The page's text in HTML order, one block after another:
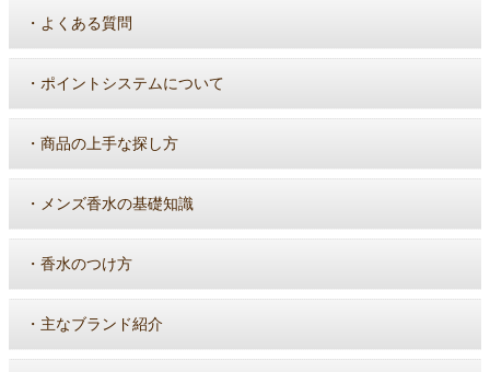
・ よくある質問
・ ポイントシステムについて
・ 商品の上手な探し方
・ メンズ香水の基礎知識
・ 香水のつけ方
・ 主なブランド紹介